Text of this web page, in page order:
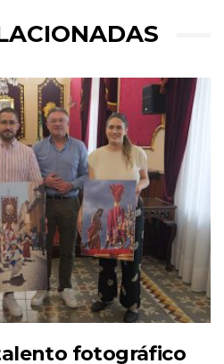
fotográfico